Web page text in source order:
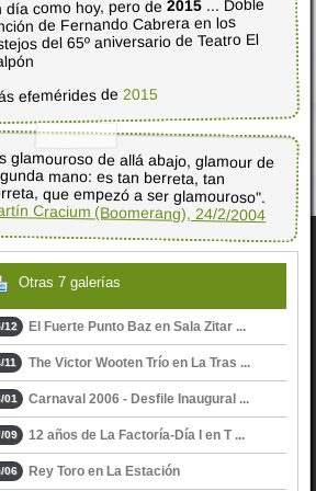
día como hoy, pero de2015 ... Doble
de Fernando Cabrera en los
del 65º aniversario de Teatro El
efemérides de 2015
glamouroso de allá abajo, glamour de
mano: es tan berreta, tan
que empezó a ser glamouroso".
Cracium (Boomerang), 24/2/2004
Otras 7 galerías
12 El Fuerte Punto Baz en Sala Zitar ...
11 The Victor Wooten Trío en La Tras ...
01 Carnaval 2006 - Desfile Inaugural ...
09 12 años de La Factoría-Día I en T ...
06 Rey Toro en La Estación